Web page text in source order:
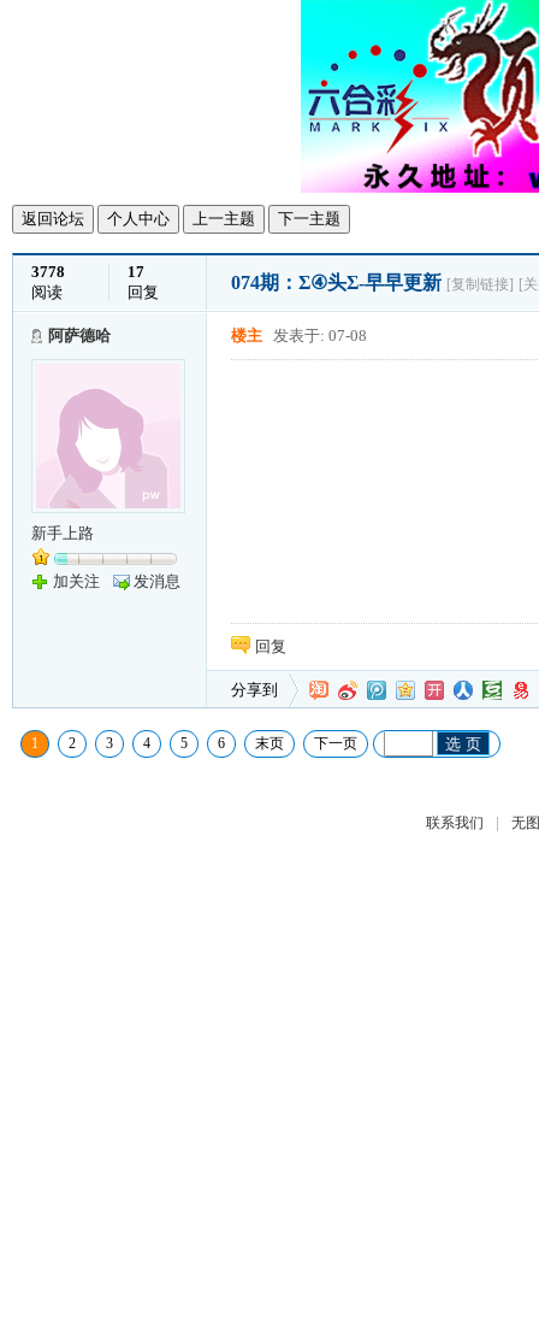
返回论坛 个人中心 上一主题 下一主题
3778
阅读
17
回复
074期：Σ④头Σ-早早更新 [复制链接] [
阿萨德哈
新手上路
加关注 发消息
楼主 发表于: 07-08
回复
分享到
1 2 3 4 5 6 末页 下一页 选 页
联系我们 | 无